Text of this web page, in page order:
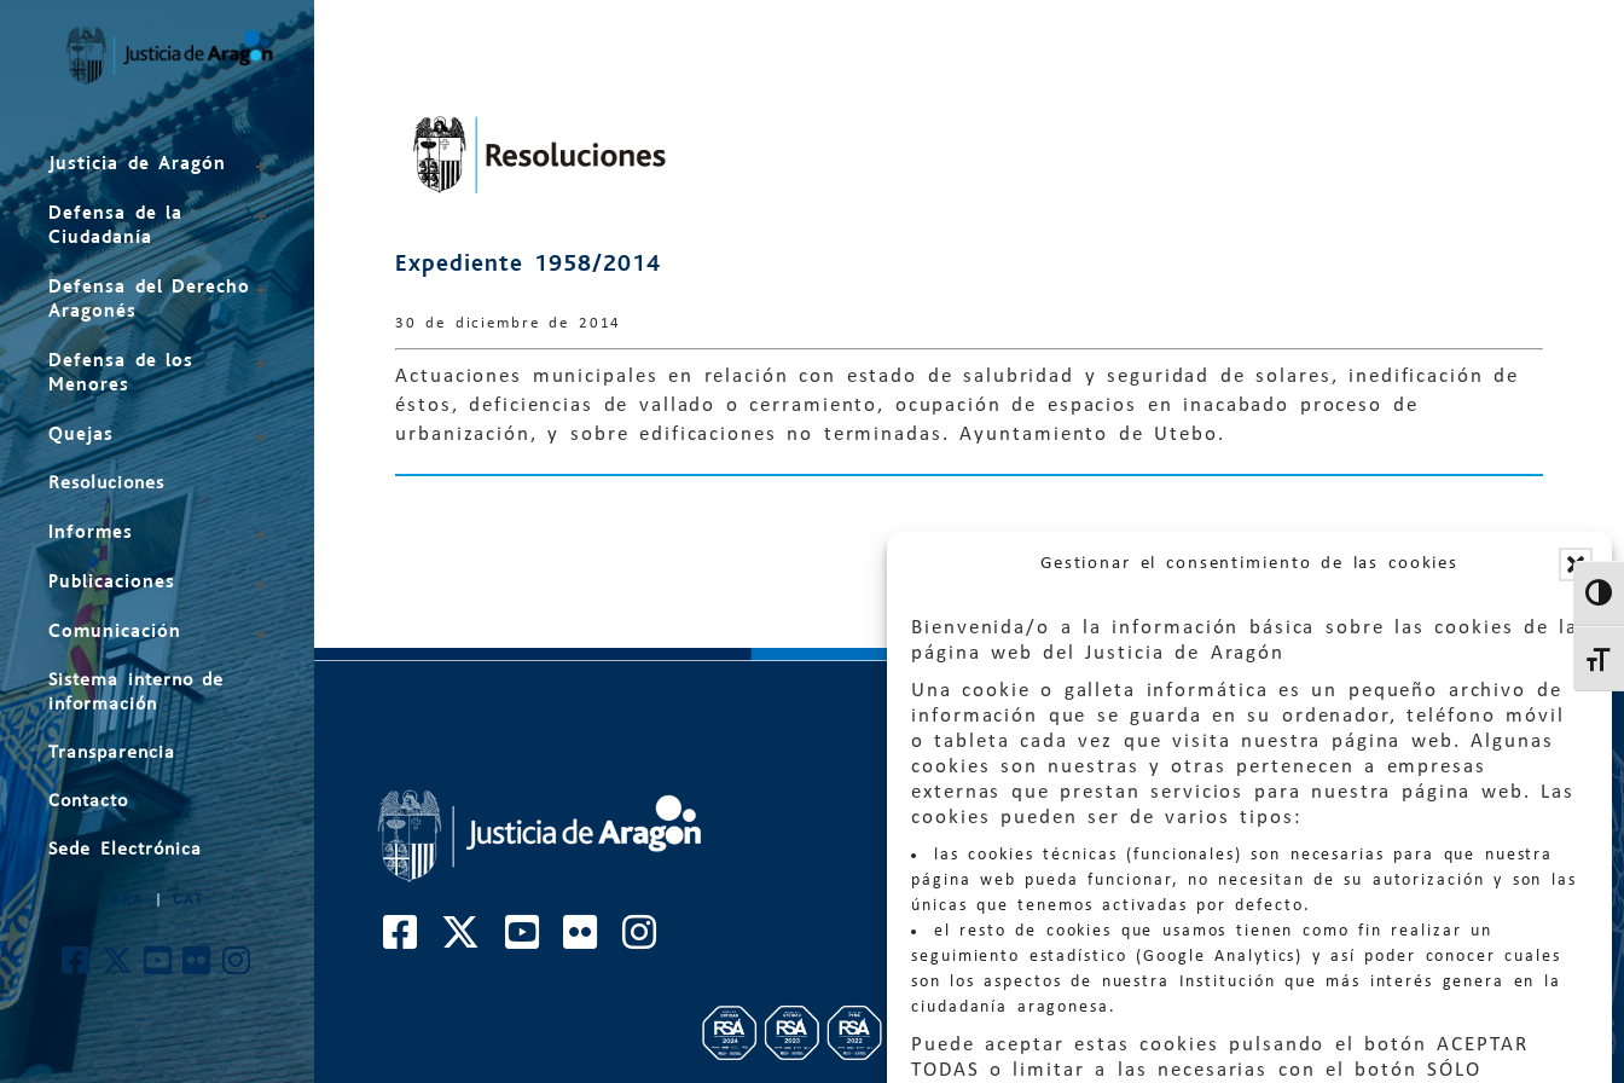
Gestionar el consentimiento de las cookies
Bienvenida/o a la información básica sobre las cookies de la
página web del Justicia de Aragón
Una cookie o galleta informática es un pequeño archivo de
información que se guarda en su ordenador, teléfono móvil
o tableta cada vez que visita nuestra página web. Algunas
cookies son nuestras y otras pertenecen a empresas
externas que prestan servicios para nuestra página web. Las
cookies pueden ser de varios tipos:
las cookies técnicas (funcionales) son necesarias para que nuestra
página web pueda funcionar, no necesitan de su autorización y son las
únicas que tenemos activadas por defecto.
el resto de cookies que usamos tienen como fin realizar un
seguimiento estadístico (Google Analytics) y así poder conocer cuales
son los aspectos de nuestra Institución que más interés genera en la
ciudadanía aragonesa.
Puede aceptar estas cookies pulsando el botón ACEPTAR
TODAS o limitar a las necesarias con el botón SÓLO
Justicia de Aragón
Defensa de la
Ciudadanía
Defensa del Derecho
Aragonés
Defensa de los
Menores
Quejas
Resoluciones
Informes
Publicaciones
Comunicación
Sistema interno de
información
Transparencia
Contacto
Sede Electrónica
|CAT
Expediente 1958/2014
30 de diciembre de 2014
Actuaciones municipales en relación con estado de salubridad y seguridad de solares, inedificación de
éstos, deficiencias de vallado o cerramiento, ocupación de espacios en inacabado proceso de
urbanización, y sobre edificaciones no terminadas. Ayuntamiento de Utebo.
Quejas:quejas@eljusticiadearagon.es
Información general:
informacion@eljusticiadearagon.es
Teléfonos: 900 210 210/ 976 399 354